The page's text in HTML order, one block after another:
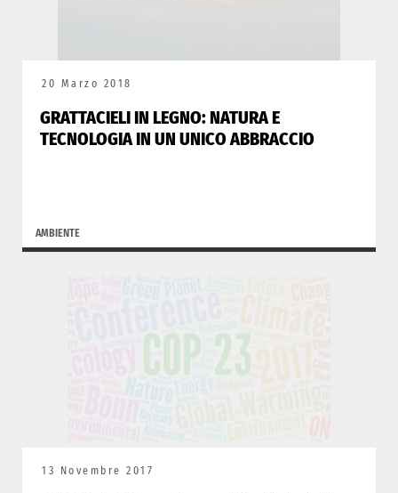
20 Marzo 2018
GRATTACIELI IN LEGNO: NATURA E
TECNOLOGIA IN UN UNICO ABBRACCIO
AMBIENTE
13 Novembre 2017